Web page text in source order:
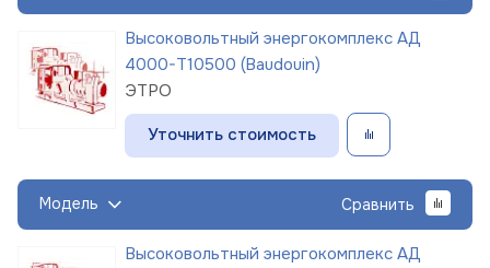
Высоковольтный энергокомплекс АД
4000-Т10500 (Baudouin)
ЭТРО
Уточнить стоимость
Модель Сравнить
Высоковольтный энергокомплекс АД